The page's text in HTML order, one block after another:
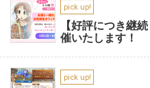
pick up!
【好評につき継
催いたします！
pick up!